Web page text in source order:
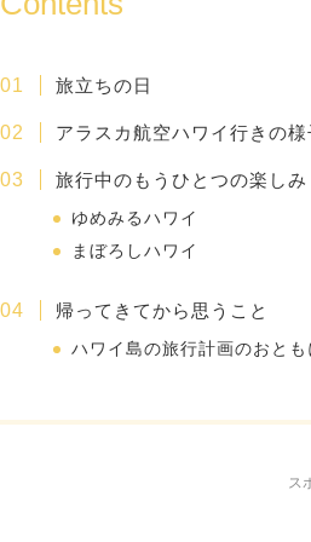
旅立ちの日
アラスカ航空ハワイ行きの様
旅行中のもうひとつの楽しみ
ゆめみるハワイ
まぼろしハワイ
帰ってきてから思うこと
ハワイ島の旅行計画のおとも
ス